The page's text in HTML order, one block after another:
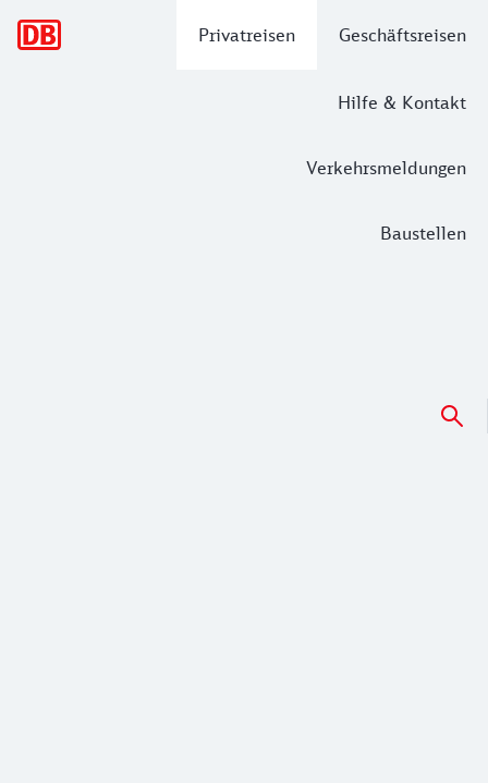
Privatreisen Geschäftsreisen
Hilfe & Kontakt
Verkehrsmeldungen
Baustellen